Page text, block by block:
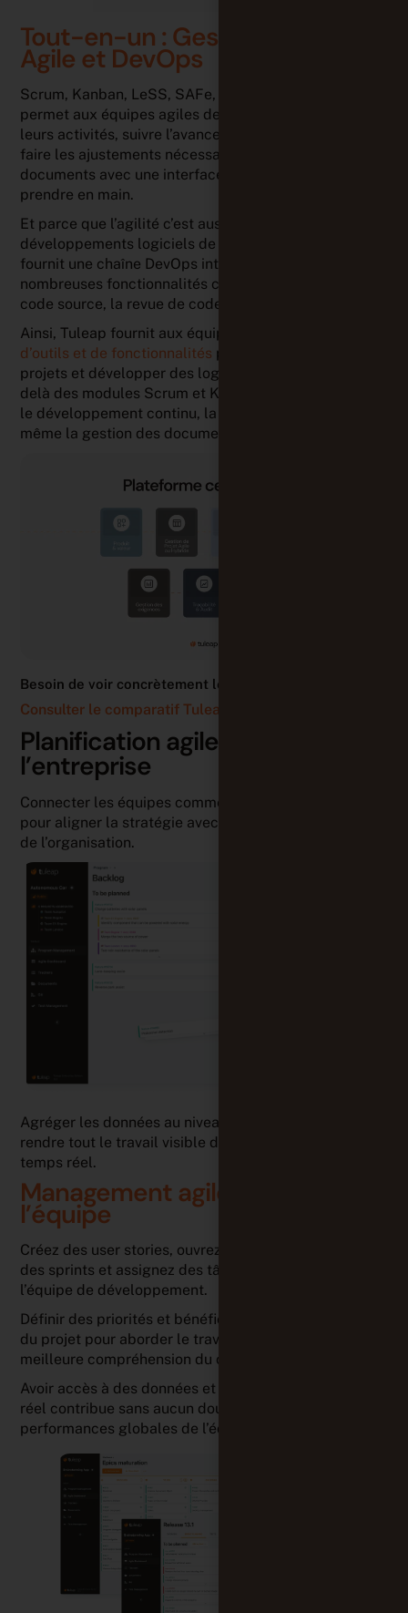
Tout-en-un : Gestion de Projet
Agile et DevOps
Scrum, Kanban, LeSS, SAFe, approche mixte… Tuleap
permet aux équipes agiles de planifier leurs sprints et
leurs activités, suivre l’avancement de leur projet,
faire les ajustements nécessaires, collaborer sur des
documents avec une interface moderne et facile à
prendre en main.
Et parce que l’agilité c’est aussi faire des
développements logiciels de qualité, Tuleap
fournit une chaîne DevOps intégrée incluant de
nombreuses fonctionnalités comme la gestion de
code source, la revue de code et la gestion des tests.
Ainsi, Tuleap fournit aux équipes une
d’outils et de fonctionnalités pour mieux gérer leurs
projets et développer des logiciels de qualité. Au-
delà des modules Scrum et Kanban, Tuleap permet
le développement continu, la gestion des tests et
même la gestion des documents.
Besoin de voir concrètement les différences avec Jira ?
Consulter le comparatif Tuleap vs Jira →
Planification agile de
l’entreprise
Connecter les équipes commerciales et informatiques
pour aligner la stratégie avec les résultats à l’échelle
de l’organisation.
Agréger les données au niveau de l’équipe pour
rendre tout le travail visible dans toute l’entreprise, en
temps réel.
Management agile à l’échelle de
l’équipe
Créez des user stories, ouvrez des tickets, planifiez
des sprints et assignez des tâches aux membres de
l’équipe de développement.
Définir des priorités et bénéficier d’une vision claire
du projet pour aborder le travail de l’équipe avec une
meilleure compréhension du contexte global.
Avoir accès à des données et à des rapports en temps
réel contribue sans aucun doute à améliorer les
performances globales de l’équipe.